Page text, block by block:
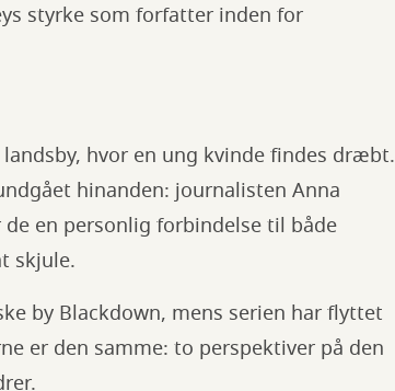
styrke som forfatter inden for
hvor en ung kvinde findes dræbt.
hinanden: journalisten Anna
en personlig forbindelse til både
skjule.
by Blackdown, mens serien har flyttet
er den samme: to perspektiver på den